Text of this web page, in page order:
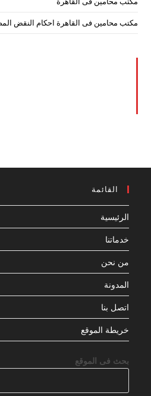
مكتب محامين فى القاهرة احكام النقض
القائمة
الرئيسية
خدماتنا
من نحن
المدونة
اتصل بنا
خريطة الموقع
بحث فى الموقع